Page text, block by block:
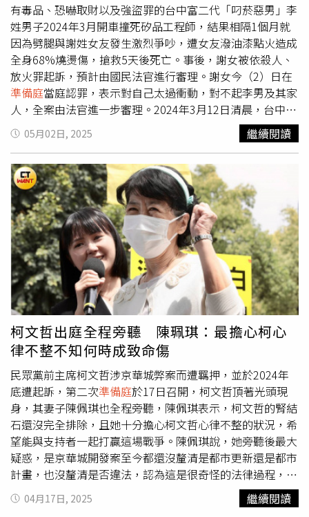
有毒品、恐嚇取財以及強盜罪的台中富二代「叼菸惡男」李
姓男子2024年3月開車撞死矽品工程師，結果相隔1個月就
因為劈腿與謝姓女友發生激烈爭吵，遭女友潑油漆點火造成
全身68%燒燙傷，搶救5天後死亡。事後，謝女被依殺人、
放火罪起訴，預計由國民法官進行審理。謝女今（2）日在
準備庭當庭認罪，表示對自己太過衝動，對不起李男及其家
人，全案由法官進一步審理。2024年3月12日清晨，台中市
41歲李姓男子駕車行經忠明南路、五權五街口時，闖紅燈衝
撞前方正騎機車停等紅燈的矽品精密公司陳姓工程師，造成
陳男頭部重創腦死，家屬隔日忍痛拔管。而肇事的李男雖未
酒駕，但他肇事後叼著菸在現場閒晃，不久逃逸不見蹤影，
警方循線通知他到案，但李男卻多次失聯，直到警方持拘票
上門，才發現他正在家裡呼呼大睡。，態度極其惡劣，遭輿
論稱為「叼菸惡男」。2024年3月12日清晨，李姓男子駕車
闖紅燈衝撞前方正騎機車停等紅燈的矽品精密公司陳姓工程
師，造成陳男頭部重創腦死，家屬隔日忍痛拔管。（圖／報
系資料照）事後李男身分曝光，遭人爆出是當地食品公司的
富二代，有毒品、恐嚇取財以及強盜罪等前科。自己則開設
傳播公司，與旗下數十名傳播妹發生過性關係，社會關係十
分複雜。不過車禍事件還在偵查期間，李男就在2024年4月
9日上午，因被謝姓女友撞見劈腿小三，雙方爆發激烈爭
吵。李男原本為了調開女友，謊稱機車沒油要求她去幫忙買
汽油，爭吵中又多次出言挑釁女友，叫她朝自己潑灑汽油、
點火，而謝女在氣憤下竟然全數照做，造成李男權68%燒燙
傷，送醫搶救5天後宣告不治。謝女則被依殺人、放火罪起
訴。該案預計下月由國民法官庭進行密集審理，今日開 準備
庭時，審判長詢問謝女是否認罪，謝女當庭認罪，還說自己
太衝動，對不起李男及李男的媽媽。謝女辯護律師邱智偉則
表示，就檢方起訴範圍內容均不爭執，僅就量刑部分辯護。
全案將由國民法庭進一步審理。
05月02日, 2025 繼續閱讀
柯文哲出庭全程旁聽 陳珮琪：最擔心柯心
律不整不知何時成致命傷
民眾黨前主席柯文哲涉京華城弊案而遭羈押，並於2024年
底遭起訴，第二次準備庭於17日召開，柯文哲頂著光頭現
身，其妻子陳佩琪也全程旁聽，陳佩琪表示，柯文哲的腎結
石還沒完全排除，且她十分擔心柯文哲心律不整的狀況，希
望能與支持者一起打贏這場戰爭。陳佩琪說，她旁聽後最大
疑惑，是京華城開發案至今都還沒釐清是都市更新還是都市
計畫，也沒釐清是否違法，認為這是很奇怪的法律過程，
「無法了解為什麼法律走到這種程度。」陳佩琪也再次對丈
夫的身體表示擔憂，她提到，從X光來看，柯文哲的腎結石
04月17日, 2025 繼續閱讀